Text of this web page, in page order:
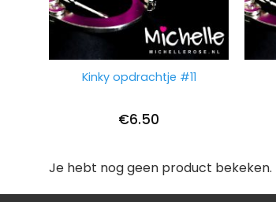
Kinky opdrachtje #11
€6.50
Je hebt nog geen product bekeken.